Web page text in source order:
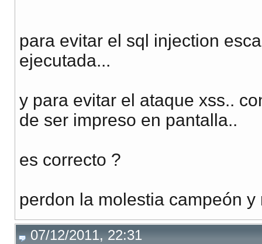
para evitar el sql injection
ejecutada...
y para evitar el ataque xss..
de ser impreso en pantalla..
es correcto ?
perdon la molestia campeón
07/12/2011, 22:31